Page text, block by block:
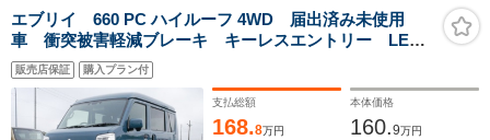
エブリイ 660 PC ハイルーフ 4WD 届出済み未使用
車 衝突被害軽減ブレーキ キーレスエントリー LED
ヘッドライト パートタイム4WD 電動格納ミラー パ
ワーウィンドウ パワーステアリング クリアランスソ
ナー アイドリングストップ
販売店保証 購入プラン付
支払総額
168.8万円
本体価格
160.9万円